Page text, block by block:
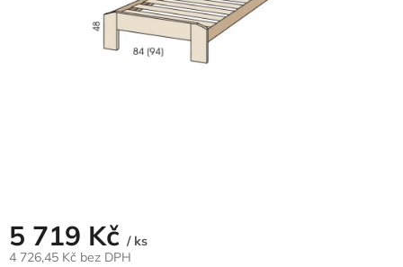
5 719 Kč / ks
4 726,45 Kč bez DPH